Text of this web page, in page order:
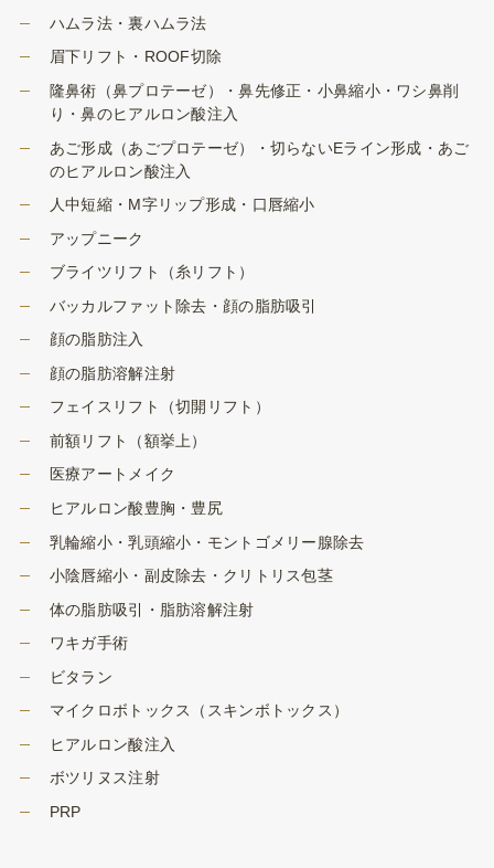
ハムラ法・裏ハムラ法
眉下リフト・ROOF切除
隆鼻術（鼻プロテーゼ）・鼻先修正・小鼻縮小・ワシ鼻削
り・鼻のヒアルロン酸注入
あご形成（あごプロテーゼ）・切らないEライン形成・あご
のヒアルロン酸注入
人中短縮・M字リップ形成・口唇縮小
アップニーク
ブライツリフト（糸リフト）
バッカルファット除去・顔の脂肪吸引
顔の脂肪注入
顔の脂肪溶解注射
フェイスリフト（切開リフト）
前額リフト（額挙上）
医療アートメイク
ヒアルロン酸豊胸・豊尻
乳輪縮小・乳頭縮小・モントゴメリー腺除去
小陰唇縮小・副皮除去・クリトリス包茎
体の脂肪吸引・脂肪溶解注射
ワキガ手術
ビタラン
マイクロボトックス（スキンボトックス）
ヒアルロン酸注入
ボツリヌス注射
PRP